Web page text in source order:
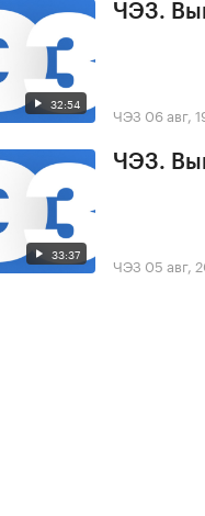
32:54
ЧЭЗ.
ЧЭЗ 06 авг,
33:37
ЧЭЗ.
ЧЭЗ 05 авг,